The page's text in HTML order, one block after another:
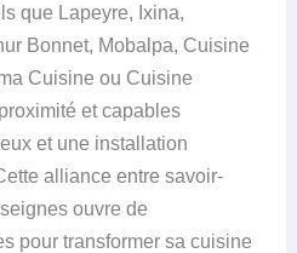
que Lapeyre, Ixina,
Bonnet, Mobalpa, Cuisine
Cuisine ou Cuisine
et capables
et une installation
alliance entre savoir-
ouvre de
pour transformer sa cuisine